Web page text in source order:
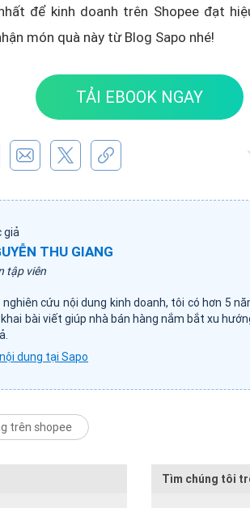
để kinh doanh trên Shopee đạt
món quà này từ Blog Sapo nhé!
TẢI EBOOK NGAY
giả
THU GIANG
tập viên
cứu nội dung kinh doanh, tôi có hơn 5
bài viết giúp nhà bán hàng nắm bắt xu
dung tại Sapo
trên shopee
Tìm chúng tôi